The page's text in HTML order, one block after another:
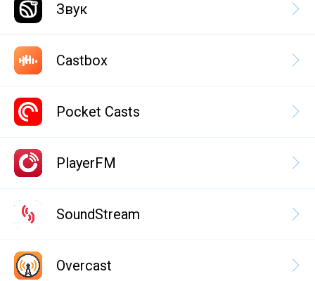
Звук
Castbox
Pocket Casts
PlayerFM
SoundStream
Overcast